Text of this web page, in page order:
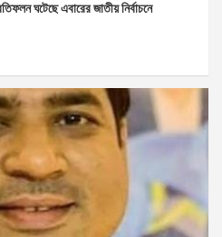
ঘটেছে এবারের জাতীয় নির্বাচনে